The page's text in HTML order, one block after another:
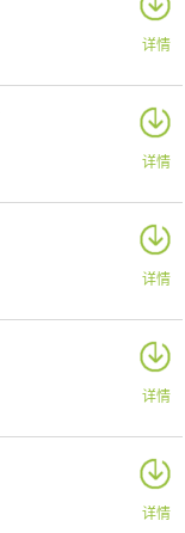
详情
详情
详情
详情
详情